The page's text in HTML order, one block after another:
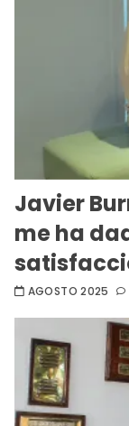
Javier
me ha
AGOSTO 2025